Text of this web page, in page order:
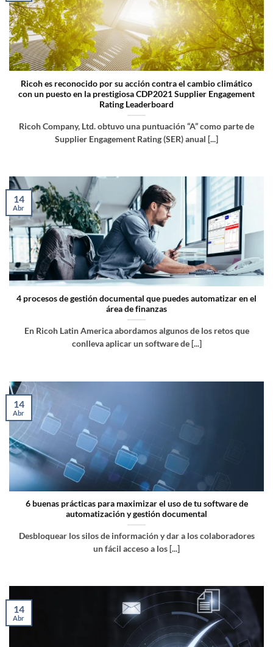
Ricoh es reconocido por su acción contra el cambio climático
con un puesto en la prestigiosa CDP2021 Supplier Engagement
Rating Leaderboard
Ricoh Company, Ltd. obtuvo una puntuación “A” como parte de
Supplier Engagement Rating (SER) anual [...]
4 procesos de gestión documental que puedes automatizar en el
área de finanzas
En Ricoh Latin America abordamos algunos de los retos que
conlleva aplicar un software de [...]
14
Abr
6 buenas prácticas para maximizar el uso de tu software de
automatización y gestión documental
Desbloquear los silos de información y dar a los colaboradores
un fácil acceso a los [...]
14
Abr
14
Abr